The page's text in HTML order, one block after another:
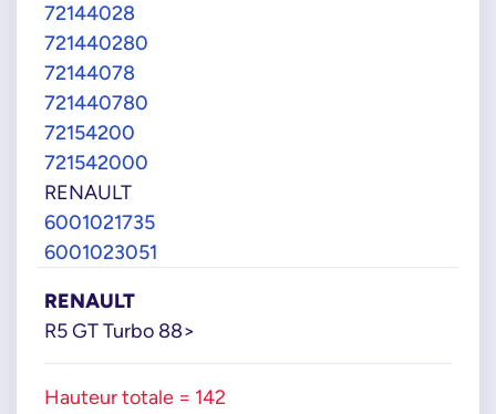
72144028
721440280
72144078
721440780
72154200
721542000
RENAULT
6001021735
6001023051
RENAULT
R5 GT Turbo 88>
Hauteur totale = 142